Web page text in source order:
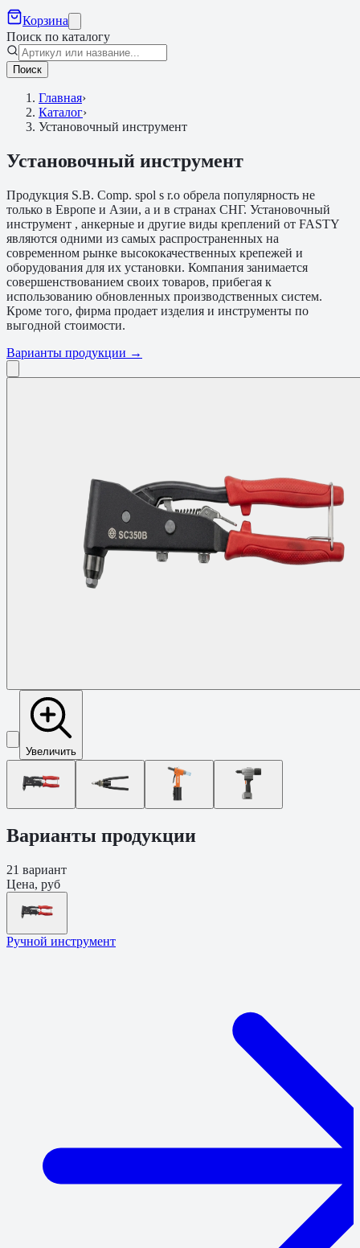
Корзина
Поиск по каталогу
Поиск
Главная›
Каталог›
Установочный инструмент
Установочный инструмент
Продукция S.B. Comp. spol s r.o обрела популярность не
только в Европе и Азии, а и в странах СНГ. Установочный
инструмент , анкерные и другие виды креплений от FASTY
являются одними из самых распространенных на
современном рынке высококачественных крепежей и
оборудования для их установки. Компания занимается
совершенствованием своих товаров, прибегая к
использованию обновленных производственных систем.
Кроме того, фирма продает изделия и инструменты по
выгодной стоимости.
Варианты продукции →
Увеличить
Варианты продукции
21 вариант
Цена, руб
Ручной инструмент